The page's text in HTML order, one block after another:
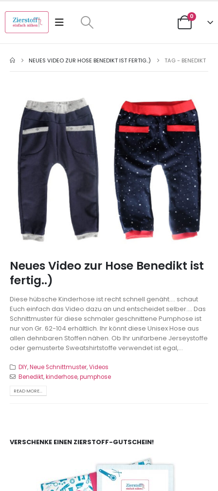
0
NEUES VIDEO ZUR HOSE BENEDIKT IST FERTIG..) TAG - BENEDIKT
Neues Video zur Hose Benedikt ist
fertig..)
Diese hübsche Kinderhose ist recht schnell genäht.... schaut
Euch einfach das Video dazu an und entscheidet selber.... Das
Schnittmuster für diese schmaler geschnittene Pumphose ist
nur von Gr. 62-104 erhältlich. Ihr könnt diese Unisex Hose aus
allen dehnbaren Stoffen nähen. Ob Ihr unifarbene Jerseystoffe
oder gemusterte Sweatshirtstoffe verwendet ist egal,...
DIY,Neue Schnittmuster,Videos
Benedikt,kinderhose,pumphose
READ MORE...
VERSCHENKE EINEN ZIERSTOFF-GUTSCHEIN!